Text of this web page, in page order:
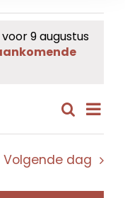
9 augustus
en
Zoeken
Dag
Volgende dag